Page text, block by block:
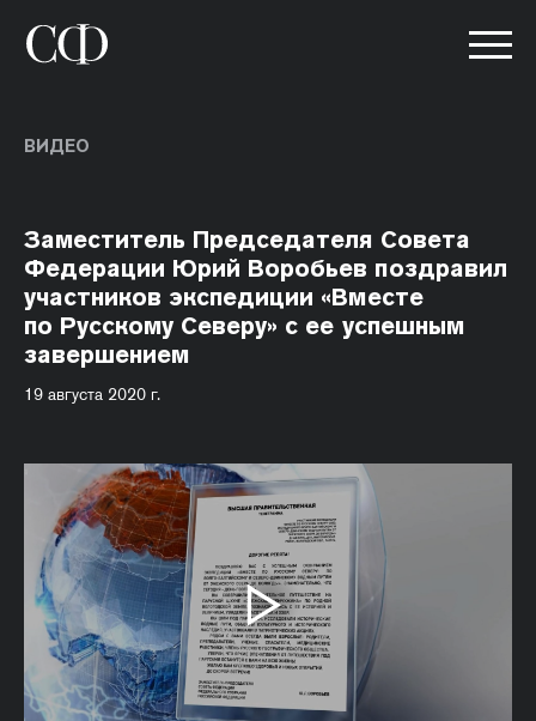
ВИДЕО
Заместитель Председателя Совета
Федерации Юрий Воробьев поздравил
участников экспедиции «Вместе
по Русскому Северу» с ее успешным
завершением
19 августа 2020 г.